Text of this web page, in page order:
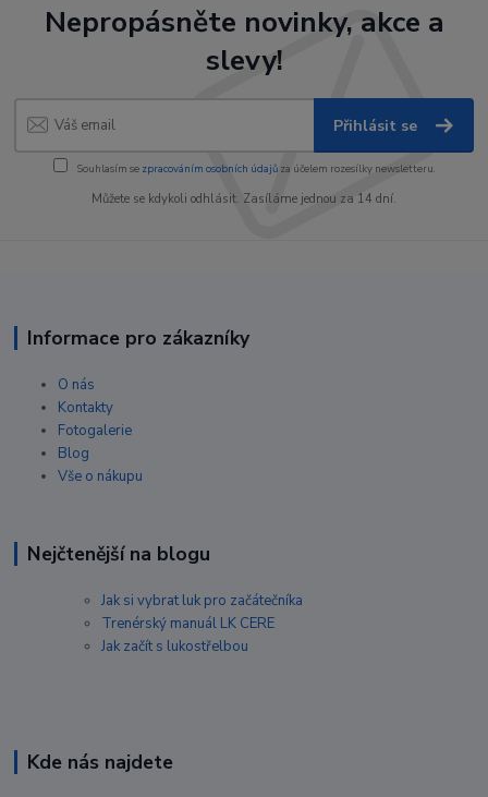
Nepropásněte novinky, akce a
slevy!
Přihlásit se
Souhlasím se zpracováním osobních údajůza účelem rozesílky newsletteru.
Můžete se kdykoli odhlásit. Zasíláme jednou za 14 dní.
Informace pro zákazníky
O nás
Kontakty
Fotogalerie
Blog
Vše o nákupu
Nejčtenější na blogu
Jak si vybrat luk pro začátečníka
Trenérský manuál LK CERE
Jak začít s lukostřelbou
Kde nás najdete